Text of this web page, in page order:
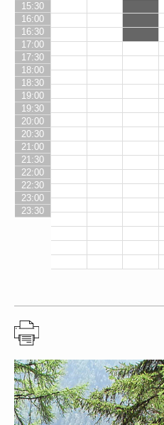
15:30
16:00
16:30
17:00
17:30
18:00
18:30
19:00
19:30
20:00
20:30
21:00
21:30
22:00
22:30
23:00
23:30